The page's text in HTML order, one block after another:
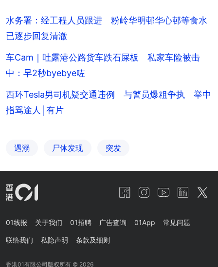
水务署：经工程人员跟进 粉岭华明邨华心邨等食水
已逐步回复清澈
车Cam｜吐露港公路货车跌石屎板 私家车险被击
中：早2秒byebye咗
西环Tesla男司机疑交通违例 与警员爆粗争执 举中
指骂途人│有片
遇溺 尸体发现 突发
01线报 关于我们 01招聘 广告查询 01App 常见问题
联络我们 私隐声明 条款及细则
香港01有限公司版权所有 © 2026